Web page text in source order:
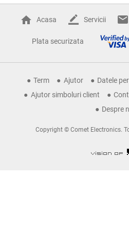
Acasa Servicii
Plata securizata
Term Ajutor
Datele
Ajutor simboluri client
Despre
Copyright © Comet Electronics.